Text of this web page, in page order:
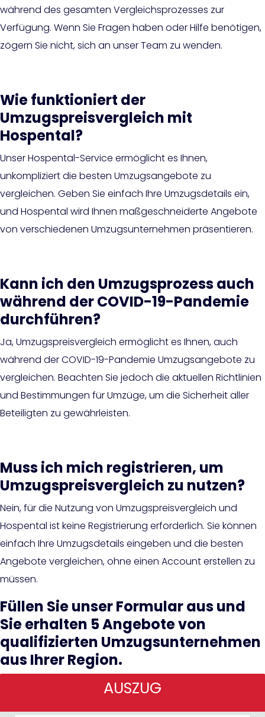
während des gesamten Vergleichsprozesses zur
Verfügung. Wenn Sie Fragen haben oder Hilfe benötigen,
zögern Sie nicht, sich an unser Team zu wenden.
Wie funktioniert der
Umzugspreisvergleich mit
Hospental?
Unser Hospental-Service ermöglicht es Ihnen,
unkompliziert die besten Umzugsangebote zu
vergleichen. Geben Sie einfach Ihre Umzugsdetails ein,
und Hospental wird Ihnen maßgeschneiderte Angebote
von verschiedenen Umzugsunternehmen präsentieren.
Kann ich den Umzugsprozess auch
während der COVID-19-Pandemie
durchführen?
Ja, Umzugspreisvergleich ermöglicht es Ihnen, auch
während der COVID-19-Pandemie Umzugsangebote zu
vergleichen. Beachten Sie jedoch die aktuellen Richtlinien
und Bestimmungen für Umzüge, um die Sicherheit aller
Beteiligten zu gewährleisten.
Muss ich mich registrieren, um
Umzugspreisvergleich zu nutzen?
Nein, für die Nutzung von Umzugspreisvergleich und
Hospental ist keine Registrierung erforderlich. Sie können
einfach Ihre Umzugsdetails eingeben und die besten
Angebote vergleichen, ohne einen Account erstellen zu
müssen.
Füllen Sie unser Formular aus und
Sie erhalten 5 Angebote von
qualifizierten Umzugsunternehmen
aus Ihrer Region.
AUSZUG